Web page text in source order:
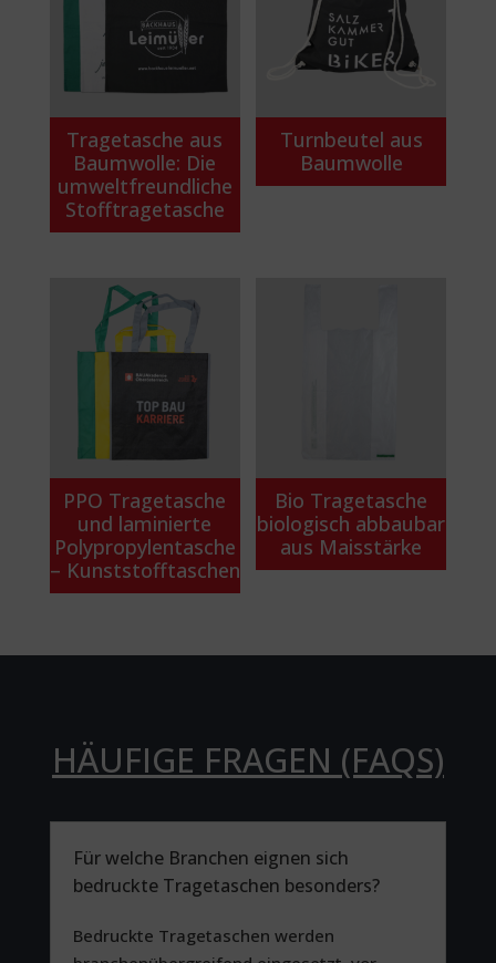
Tragetasche aus
Baumwolle: Die
umweltfreundliche
Stofftragetasche
Turnbeutel aus
Baumwolle
PPO Tragetasche
und laminierte
Polypropylentasche
– Kunststofftaschen
Bio Tragetasche
biologisch abbaubar
aus Maisstärke
HÄUFIGE FRAGEN (FAQS)
Für welche Branchen eignen sich
bedruckte Tragetaschen besonders?
Bedruckte Tragetaschen werden